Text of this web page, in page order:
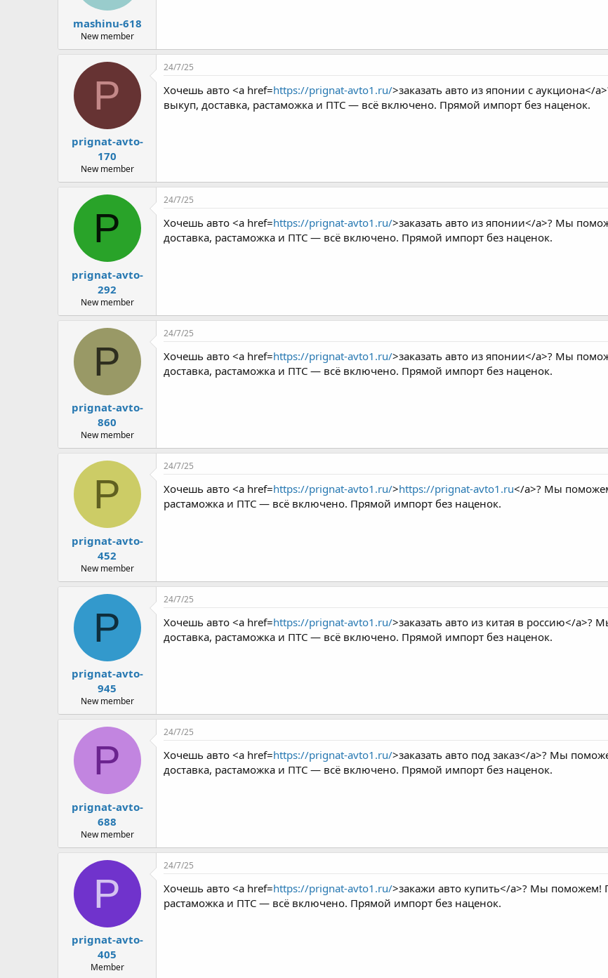
mashinu-618
New member
P
prignat-avto-
170
New member
24/7/25
Хочешь авто <a href=https://prignat-avto1.ru/>заказать авто из японии с
выкуп, доставка, растаможка и ПТС — всё включено. Прямой импорт без наценок.
P
prignat-avto-
292
New member
24/7/25
Хочешь авто <a href=https://prignat-avto1.ru/>заказать авто из японии</a>? Мы
доставка, растаможка и ПТС — всё включено. Прямой импорт без наценок.
P
prignat-avto-
860
New member
24/7/25
Хочешь авто <a href=https://prignat-avto1.ru/>заказать авто из японии</a>? Мы
доставка, растаможка и ПТС — всё включено. Прямой импорт без наценок.
P
prignat-avto-
452
New member
24/7/25
Хочешь авто <a href=https://prignat-avto1.ru/>https://prignat-avto1.ru</a>? Мы
растаможка и ПТС — всё включено. Прямой импорт без наценок.
P
prignat-avto-
945
New member
24/7/25
Хочешь авто <a href=https://prignat-avto1.ru/>заказать авто из китая в россию</
доставка, растаможка и ПТС — всё включено. Прямой импорт без наценок.
P
prignat-avto-
688
New member
24/7/25
Хочешь авто <a href=https://prignat-avto1.ru/>заказать авто под заказ</a>? Мы
доставка, растаможка и ПТС — всё включено. Прямой импорт без наценок.
P
prignat-avto-
405
Member
24/7/25
Хочешь авто <a href=https://prignat-avto1.ru/>закажи авто купить</a>? Мы поможем!
растаможка и ПТС — всё включено. Прямой импорт без наценок.